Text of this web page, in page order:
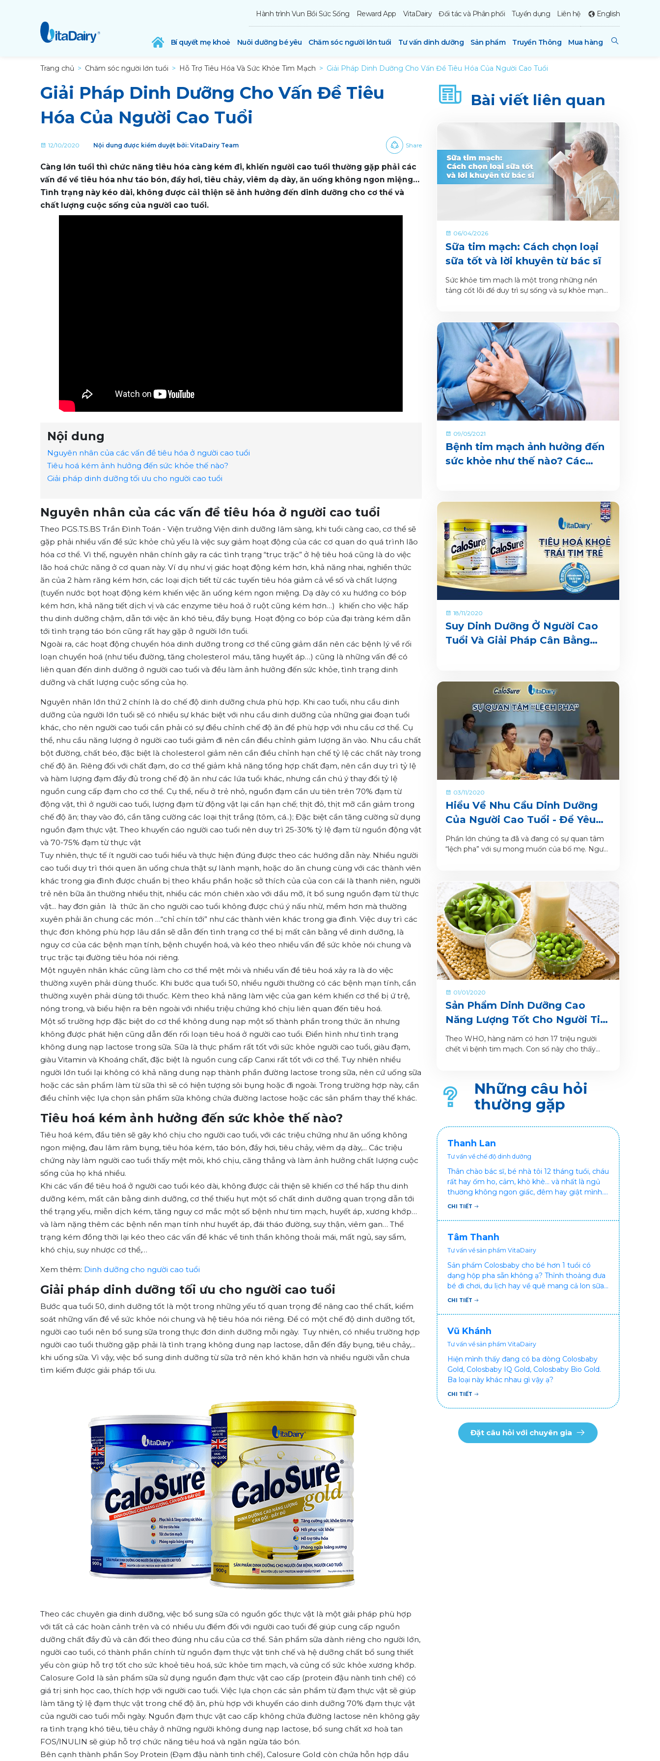
Hành trình Vun Bồi Sức Sống Reward App VitaDairy Đối tác và Phân phối Tuyển dụng Liên hệ English
Bí quyết mẹ khoẻ Nuôi dưỡng bé yêu Chăm sóc người lớn tuổi Tư vấn dinh dưỡng Sản phẩm Truyền Thông Mua hàng
Trang chủ Chăm sóc người lớn tuổi Hỗ Trợ Tiêu Hóa Và Sức Khỏe Tim Mạch Giải Pháp Dinh Dưỡng Cho Vấn Đề Tiêu Hóa Của Người Cao Tuổi
Giải Pháp Dinh Dưỡng Cho Vấn Đề Tiêu
Hóa Của Người Cao Tuổi
12/10/2020 Nội dung được kiểm duyệt bởi: VitaDairy Team Share
Càng lớn tuổi thì chức năng tiêu hóa càng kém đi, khiến người cao tuổi thường gặp phải các
vấn đề về tiêu hóa như táo bón, đầy hơi, tiêu chảy, viêm dạ dày, ăn uống không ngon miệng…
Tình trạng này kéo dài, không được cải thiện sẽ ảnh hưởng đến dinh dưỡng cho cơ thể và
chất lượng cuộc sống của người cao tuổi.
Nội dung
Nguyên nhân của các vấn đề tiêu hóa ở người cao tuổi
Tiêu hoá kém ảnh hưởng đến sức khỏe thế nào?
Giải pháp dinh dưỡng tối ưu cho người cao tuổi
Nguyên nhân của các vấn đề tiêu hóa ở người cao tuổi
Theo PGS.TS.BS Trần Đình Toán - Viện trưởng Viện dinh dưỡng lâm sàng, khi tuổi càng cao, cơ thể sẽ
gặp phải nhiều vấn đề sức khỏe chủ yếu là việc suy giảm hoạt động của các cơ quan do quá trình lão
hóa cơ thể. Vì thế, nguyên nhân chính gây ra các tình trạng “trục trặc” ở hệ tiêu hoá cũng là do việc
lão hoá chức năng ở cơ quan này. Ví dụ như vị giác hoạt động kém hơn, khả năng nhai, nghiền thức
ăn của 2 hàm răng kém hơn, các loại dịch tiết từ các tuyến tiêu hóa giảm cả về số và chất lượng
(tuyến nước bọt hoạt động kém khiến việc ăn uống kém ngon miệng. Dạ dày có xu hướng co bóp
kém hơn, khả năng tiết dịch vị và các enzyme tiêu hoá ở ruột cũng kém hơn…) khiến cho việc hấp
thu dinh dưỡng chậm, dẫn tới việc ăn khó tiêu, đầy bụng. Hoạt động co bóp của đại tràng kém dẫn
tới tình trạng táo bón cũng rất hay gặp ở người lớn tuổi.
Ngoài ra, các hoạt động chuyển hóa dinh dưỡng trong cơ thể cũng giảm dần nên các bệnh lý về rối
loạn chuyển hoá (như tiểu đường, tăng cholesterol máu, tăng huyết áp…) cũng là những vấn đề có
liên quan đến dinh dưỡng ở người cao tuổi và đều làm ảnh hưởng đến sức khỏe, tình trạng dinh
dưỡng và chất lượng cuộc sống của họ.
Nguyên nhân lớn thứ 2 chính là do chế độ dinh dưỡng chưa phù hợp. Khi cao tuổi, nhu cầu dinh
dưỡng của người lớn tuổi sẽ có nhiều sự khác biệt với nhu cầu dinh dưỡng của những giai đoạn tuổi
khác, cho nên người cao tuổi cần phải có sự điều chỉnh chế độ ăn để phù hợp với nhu cầu cơ thể. Cụ
thể, nhu cầu năng lượng ở người cao tuổi giảm đi nên cần điều chỉnh giảm lượng ăn vào. Nhu cầu chất
bột đường, chất béo, đặc biệt là cholesterol giảm nên cần điều chỉnh hạn chế tỷ lệ các chất này trong
chế độ ăn. Riêng đối với chất đạm, do cơ thể giảm khả năng tổng hợp chất đạm, nên cần duy trì tỷ lệ
và hàm lượng đạm đầy đủ trong chế độ ăn như các lứa tuổi khác, nhưng cần chú ý thay đổi tỷ lệ
nguồn cung cấp đạm cho cơ thể. Cụ thể, nếu ở trẻ nhỏ, nguồn đạm cần ưu tiên trên 70% đạm từ
động vật, thì ở người cao tuổi, lượng đạm từ động vật lại cần hạn chế; thịt đỏ, thịt mỡ cần giảm trong
chế độ ăn; thay vào đó, cần tăng cường các loại thịt trắng (tôm, cá..); Đặc biệt cần tăng cường sử dụng
nguồn đạm thực vật. Theo khuyến cáo người cao tuổi nên duy trì 25-30% tỷ lệ đạm từ nguồn động vật
và 70-75% đạm từ thực vật
Tuy nhiên, thực tế ít người cao tuổi hiểu và thực hiện đúng được theo các hướng dẫn này. Nhiều người
cao tuổi duy trì thói quen ăn uống chưa thật sự lành mạnh, hoặc do ăn chung cùng với các thành viên
khác trong gia đình được chuẩn bị theo khẩu phần hoặc sở thích của của con cái là thanh niên, người
trẻ nên bữa ăn thường nhiều thịt, nhiều các món chiên xào với dầu mỡ, ít bổ sung nguồn đạm từ thực
vật... hay đơn giản là thức ăn cho người cao tuổi không được chú ý nấu nhừ, mềm hơn mà thường
xuyên phải ăn chung các món …“chỉ chín tới” như các thành viên khác trong gia đình. Việc duy trì các
thực đơn không phù hợp lâu dần sẽ dẫn đến tình trạng cơ thể bị mất cân bằng về dinh dưỡng, là
nguy cơ của các bệnh mạn tính, bệnh chuyển hoá, và kéo theo nhiều vấn đề sức khỏe nói chung và
trục trặc tại đường tiêu hóa nói riêng.
Một nguyên nhân khác cũng làm cho cơ thể mệt mỏi và nhiều vấn đề tiêu hoá xảy ra là do việc
thường xuyên phải dùng thuốc. Khi bước qua tuổi 50, nhiều người thường có các bệnh mạn tính, cần
thường xuyên phải dùng tới thuốc. Kèm theo khả năng làm việc của gan kém khiến cơ thể bị ứ trệ,
nóng trong, và biểu hiện ra bên ngoài với nhiều triệu chứng khó chịu liên quan đến tiêu hoá.
Một số trường hợp đặc biệt do cơ thể không dung nạp một số thành phần trong thức ăn nhưng
không được phát hiện cũng dẫn đến rối loạn tiêu hoá ở người cao tuổi. Điển hình như tình trạng
không dung nạp lactose trong sữa. Sữa là thực phẩm rất tốt với sức khỏe người cao tuổi, giàu đạm,
giàu Vitamin và Khoáng chất, đặc biệt là nguồn cung cấp Canxi rất tốt với cơ thể. Tuy nhiên nhiều
người lớn tuổi lại không có khả năng dung nạp thành phần đường lactose trong sữa, nên cứ uống sữa
hoặc các sản phẩm làm từ sữa thì sẽ có hiện tượng sôi bụng hoặc đi ngoài. Trong trường hợp này, cần
điều chỉnh việc lựa chọn sản phẩm sữa không chứa đường lactose hoặc các sản phẩm thay thế khác.
Tiêu hoá kém ảnh hưởng đến sức khỏe thế nào?
Tiêu hoá kém, đầu tiên sẽ gây khó chịu cho người cao tuổi, với các triệu chứng như ăn uống không
ngon miệng, đau lâm râm bụng, tiêu hóa kém, táo bón, đầy hơi, tiêu chảy, viêm dạ dày,... Các triệu
chứng này làm người cao tuổi thấy mệt mỏi, khó chịu, căng thẳng và làm ảnh hưởng chất lượng cuộc
sống của họ khá nhiều.
Khi các vấn đề tiêu hoá ở người cao tuổi kéo dài, không được cải thiện sẽ khiến cơ thể hấp thu dinh
dưỡng kém, mất cân bằng dinh dưỡng, cơ thể thiếu hụt một số chất dinh dưỡng quan trọng dẫn tới
thể trạng yếu, miễn dịch kém, tăng nguy cơ mắc một số bệnh như tim mạch, huyết áp, xương khớp…
và làm nặng thêm các bệnh nền mạn tính như huyết áp, đái tháo đường, suy thận, viêm gan… Thể
trạng kém đồng thời lại kéo theo các vấn đề khác về tinh thần không thoải mái, mất ngủ, say sẩm,
khó chịu, suy nhược cơ thể,…
Xem thêm: Dinh dưỡng cho người cao tuổi
Giải pháp dinh dưỡng tối ưu cho người cao tuổi
Bước qua tuổi 50, dinh dưỡng tốt là một trong những yếu tố quan trọng để nâng cao thể chất, kiểm
soát những vấn đề về sức khỏe nói chung và hệ tiêu hóa nói riêng. Để có một chế độ dinh dưỡng tốt,
người cao tuổi nên bổ sung sữa trong thực đơn dinh dưỡng mỗi ngày. Tuy nhiên, có nhiều trường hợp
người cao tuổi thường gặp phải là tình trạng không dung nạp lactose, dẫn đến đầy bụng, tiêu chảy,...
khi uống sữa. Vì vậy, việc bổ sung dinh dưỡng từ sữa trở nên khó khăn hơn và nhiều người vẫn chưa
tìm kiếm được giải pháp tối ưu.
Theo các chuyên gia dinh dưỡng, việc bổ sung sữa có nguồn gốc thực vật là một giải pháp phù hợp
với tất cả các hoàn cảnh trên và có nhiều ưu điểm đối với người cao tuổi để giúp cung cấp nguồn
dưỡng chất đầy đủ và cân đối theo đúng nhu cầu của cơ thể. Sản phẩm sữa dành riêng cho người lớn,
người cao tuổi, có thành phần chính từ nguồn đạm thực vật tinh chế và hệ dưỡng chất bổ sung thiết
yếu còn giúp hỗ trợ tốt cho sức khoẻ tiêu hoá, sức khỏe tim mạch, và củng cố sức khỏe xương khớp.
Calosure Gold là sản phẩm sữa sử dụng nguồn đạm thực vật cao cấp (protein đậu nành tinh chế) có
giá trị sinh học cao, thích hợp với người cao tuổi. Việc lựa chọn các sản phẩm từ đạm thực vật sẽ giúp
làm tăng tỷ lệ đạm thực vật trong chế độ ăn, phù hợp với khuyến cáo dinh dưỡng 70% đạm thực vật
của người cao tuổi mỗi ngày. Nguồn đạm thực vật cao cấp không chứa đường lactose nên không gây
ra tình trạng khó tiêu, tiêu chảy ở những người không dung nạp lactose, bổ sung chất xơ hoà tan
FOS/INULIN sẽ giúp hỗ trợ chức năng tiêu hoá và ngăn ngừa táo bón.
Bên cạnh thành phần Soy Protein (Đạm đậu nành tinh chế), Calosure Gold còn chứa hỗn hợp dầu
Bài viết liên quan
06/04/2026
Sữa tim mạch: Cách chọn loại
sữa tốt và lời khuyên từ bác sĩ
Sức khỏe tim mạch là một trong những nền
tảng cốt lõi để duy trì sự sống và sự khỏe mạnh
09/05/2021
Bệnh tim mạch ảnh hưởng đến
sức khỏe như thế nào? Các
18/11/2020
Suy Dinh Dưỡng Ở Người Cao
Tuổi Và Giải Pháp Cân Bằng
03/11/2020
Hiểu Về Nhu Cầu Dinh Dưỡng
Của Người Cao Tuổi - Để Yêu
Thương Không Còn Lệch Pha
Phần lớn chúng ta đã và đang có sự quan tâm
“lệch pha” với sự mong muốn của bố mẹ. Người
và đúng cách.
01/01/2020
Sản Phẩm Dinh Dưỡng Cao
Năng Lượng Tốt Cho Người Tim
Mạch
Theo WHO, hàng năm có hơn 17 triệu người
chết vì bệnh tim mạch. Con số này cho thấy
áp, bệnh lý mạch vành và tai biến mạch máu
não.
Những câu hỏi
thường gặp
Thanh Lan
Tư vấn về chế độ dinh dưỡng
Thân chào bác sĩ, bé nhà tôi 12 tháng tuổi, cháu
rất hay ốm ho, cảm, khò khè... và nhất là ngủ
thường không ngon giấc, đêm hay giật mình.
Vậy xin hỏi bác sĩ, bé bị tình trạng vậy nên làm
ạ? Thấy cháu vậy gia đình ai cũng xót, mẹ cũng
cực vì chăm cháu hay ốm ạ?. Cảm ơn bác sĩ.
CHI TIẾT
Tâm Thanh
Tư vấn về sản phẩm VitaDairy
Sản phẩm Colosbaby cho bé hơn 1 tuổi có
dạng hộp pha sẵn không ạ? Thỉnh thoảng đưa
bé đi chơi, du lịch hay về quê mang cả lon sữa
khá bất tiện mà mình không muốn đổi cho bé
hưởng sức khỏe!
CHI TIẾT
Vũ Khánh
Tư vấn về sản phẩm VitaDairy
Hiện mình thấy đang có ba dòng Colosbaby
Gold, Colosbaby IQ Gold, Colosbaby Bio Gold.
Ba loại này khác nhau gì vậy ạ?
CHI TIẾT
Đặt câu hỏi với chuyên gia